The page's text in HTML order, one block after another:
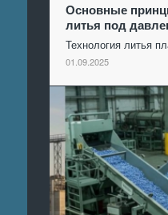
Основные
литья под
Технология литья
01.09.2025